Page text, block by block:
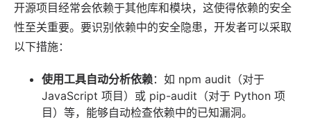
开源项目经常会依赖于其他库和模块，这使得依赖的安全
性至关重要。要识别依赖中的安全隐患，开发者可以采取
以下措施：
使用工具自动分析依赖：如 npm audit（对于
JavaScript 项目）或 pip-audit（对于 Python 项
目）等，能够自动检查依赖中的已知漏洞。